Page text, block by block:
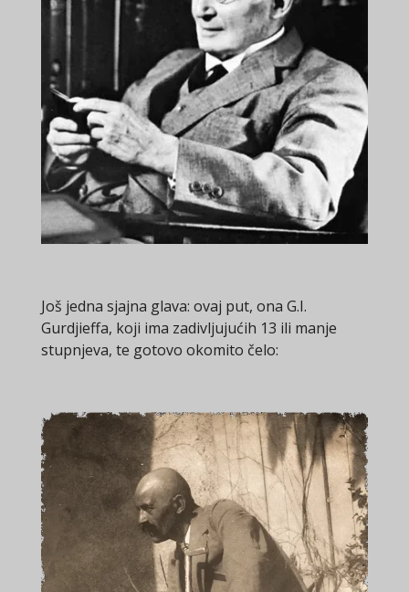
Još jedna sjajna glava: ovaj put, ona G.I.
Gurdjieffa, koji ima zadivljujućih 13 ili manje
stupnjeva, te gotovo okomito čelo: